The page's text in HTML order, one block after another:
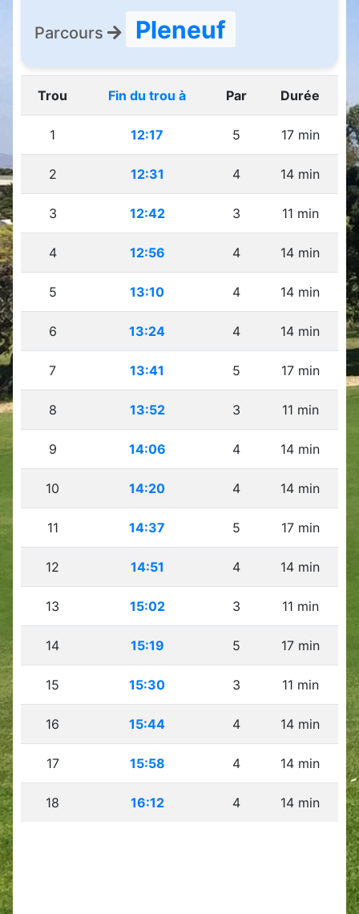
Parcours Pleneuf
Trou Fin du trou à Par Durée
1 12:17 5 17 min
2 12:31 4 14 min
3 12:42 3 11 min
4 12:56 4 14 min
5 13:10 4 14 min
6 13:24 4 14 min
7 13:41 5 17 min
8 13:52 3 11 min
9 14:06 4 14 min
10 14:20 4 14 min
11 14:37 5 17 min
12 14:51 4 14 min
13 15:02 3 11 min
14 15:19 5 17 min
15 15:30 3 11 min
16 15:44 4 14 min
17 15:58 4 14 min
18 16:12 4 14 min